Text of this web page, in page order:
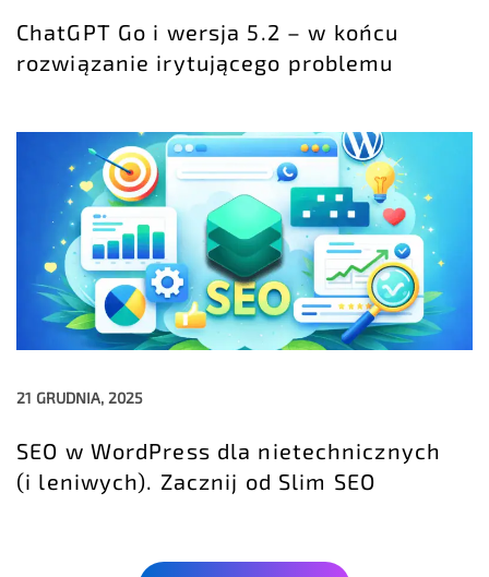
ChatGPT Go i wersja 5.2 – w końcu
rozwiązanie irytującego problemu
21 GRUDNIA, 2025
SEO w WordPress dla nietechnicznych
(i leniwych). Zacznij od Slim SEO